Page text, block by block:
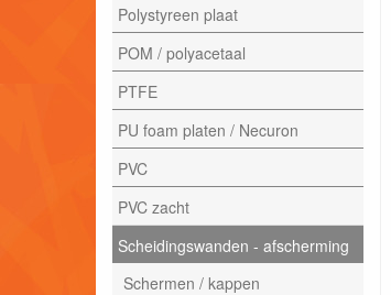
Polystyreen plaat
POM / polyacetaal
PTFE
PU foam platen / Necuron
PVC
PVC zacht
Scheidingswanden - afscherming
Schermen / kappen